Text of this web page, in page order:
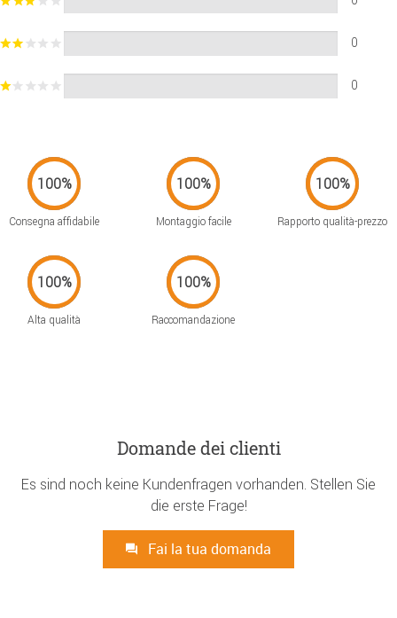
0
0
Consegna affidabile Montaggio facile Rapporto qualità-prezzo
Alta qualità Raccomandazione
Domande dei clienti
Es sind noch keine Kundenfragen vorhanden. Stellen Sie
die erste Frage!
Fai la tua domanda